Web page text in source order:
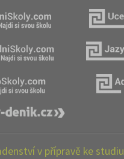
v přípravě ke studiu